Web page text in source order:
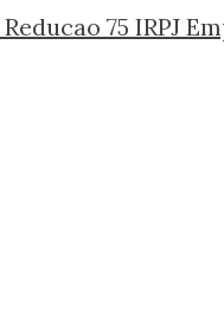
75 IRPJ